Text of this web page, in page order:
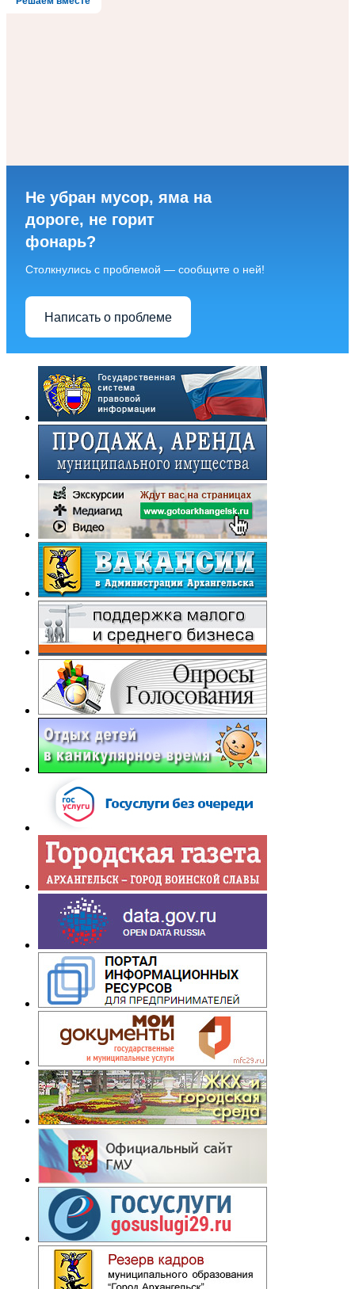
Не убран мусор, яма на
дороге, не горит
фонарь?
Столкнулись с проблемой — сообщите о ней!
Написать о проблеме